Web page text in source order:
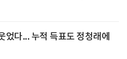
었다... 누적 득표도 정청래에